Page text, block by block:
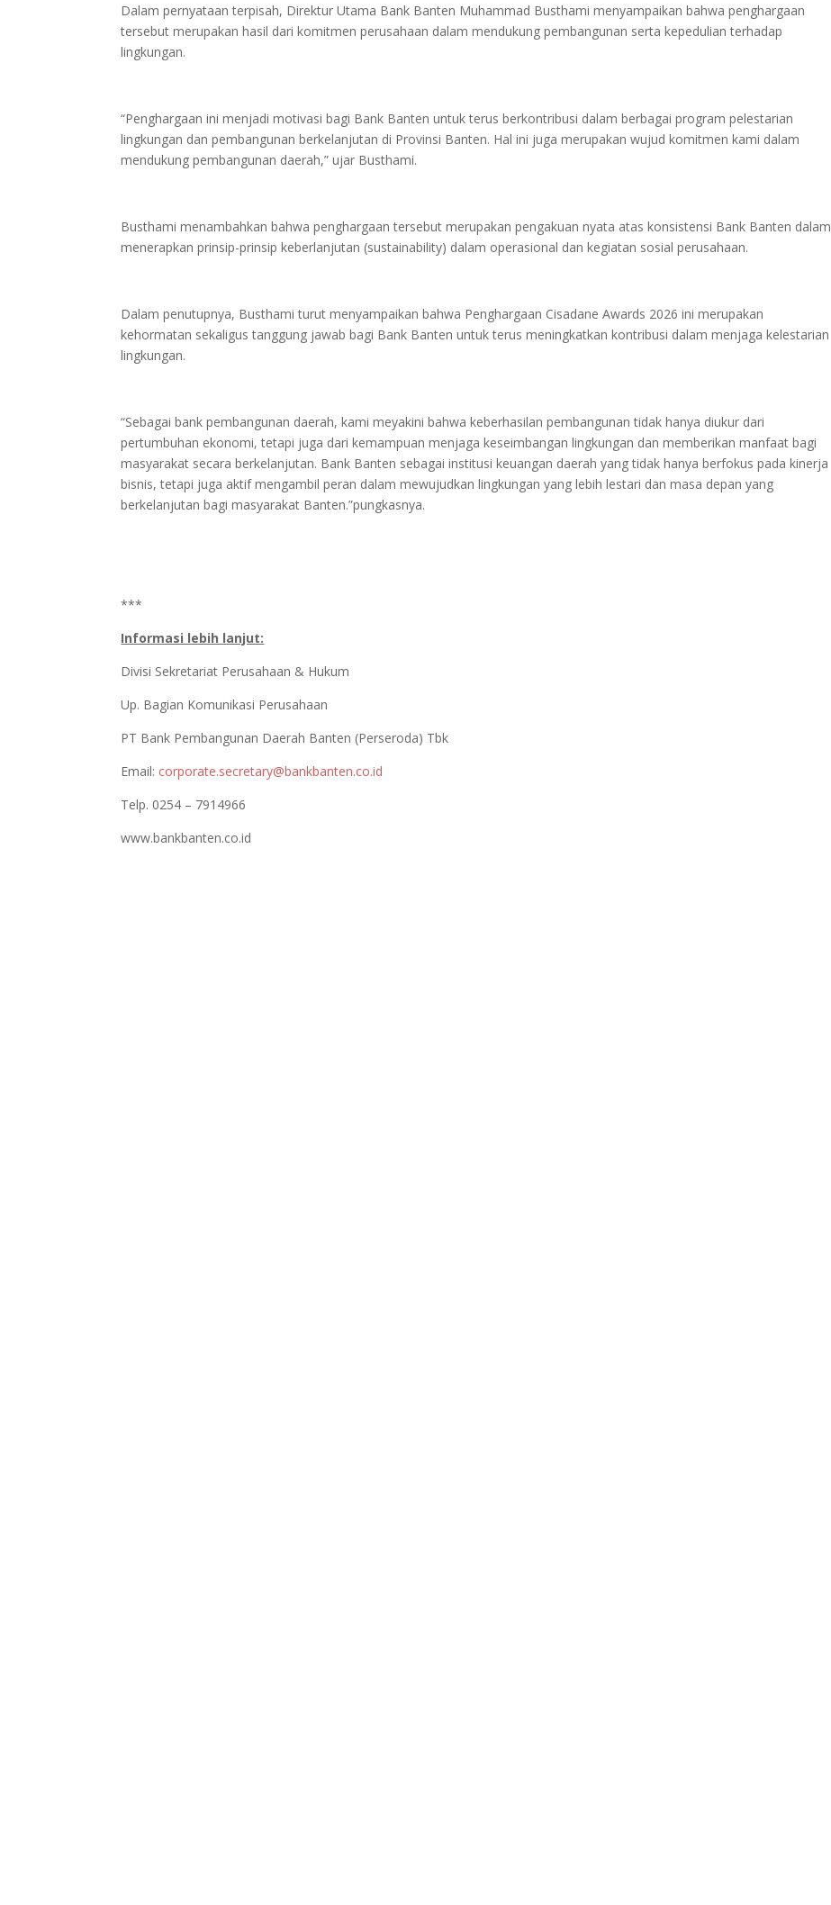
Dalam pernyataan terpisah, Direktur Utama Bank Banten Muhammad Busthami menyampaikan bahwa penghargaan
tersebut merupakan hasil dari komitmen perusahaan dalam mendukung pembangunan serta kepedulian terhadap
lingkungan.
“Penghargaan ini menjadi motivasi bagi Bank Banten untuk terus berkontribusi dalam berbagai program pelestarian
lingkungan dan pembangunan berkelanjutan di Provinsi Banten. Hal ini juga merupakan wujud komitmen kami dalam
mendukung pembangunan daerah,” ujar Busthami.
Busthami menambahkan bahwa penghargaan tersebut merupakan pengakuan nyata atas konsistensi Bank Banten dalam
menerapkan prinsip-prinsip keberlanjutan (sustainability) dalam operasional dan kegiatan sosial perusahaan.
Dalam penutupnya, Busthami turut menyampaikan bahwa Penghargaan Cisadane Awards 2026 ini merupakan
kehormatan sekaligus tanggung jawab bagi Bank Banten untuk terus meningkatkan kontribusi dalam menjaga kelestarian
lingkungan.
“Sebagai bank pembangunan daerah, kami meyakini bahwa keberhasilan pembangunan tidak hanya diukur dari
pertumbuhan ekonomi, tetapi juga dari kemampuan menjaga keseimbangan lingkungan dan memberikan manfaat bagi
masyarakat secara berkelanjutan. Bank Banten sebagai institusi keuangan daerah yang tidak hanya berfokus pada kinerja
bisnis, tetapi juga aktif mengambil peran dalam mewujudkan lingkungan yang lebih lestari dan masa depan yang
berkelanjutan bagi masyarakat Banten.”pungkasnya.
***
Informasi lebih lanjut:
Divisi Sekretariat Perusahaan & Hukum
Up. Bagian Komunikasi Perusahaan
PT Bank Pembangunan Daerah Banten (Perseroda) Tbk
Email: corporate.secretary@bankbanten.co.id
Telp. 0254 – 7914966
www.bankbanten.co.id